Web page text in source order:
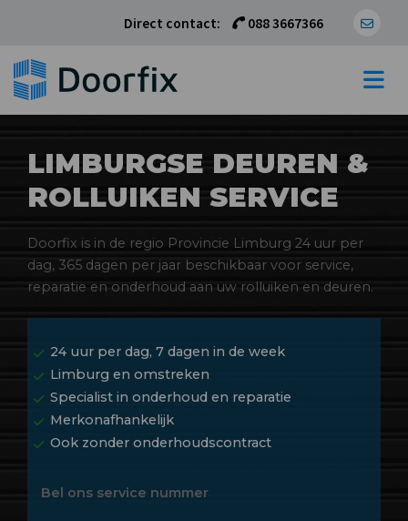
Direct contact: 088 3667366
LIMBURGSE DEUREN &
ROLLUIKEN SERVICE
Doorfix is in de regio Provincie Limburg 24 uur per
dag, 365 dagen per jaar beschikbaar voor service,
reparatie en onderhoud aan uw rolluiken en deuren.
24 uur per dag, 7 dagen in de week
Limburg en omstreken
Specialist in onderhoud en reparatie
Merkonafhankelijk
Ook zonder onderhoudscontract
Bel ons service nummer